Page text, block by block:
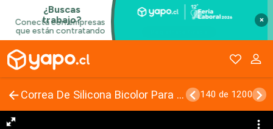
×
Correa De Silicona Bicolor Para Reloj Huawei Gt2e 140 de 1200